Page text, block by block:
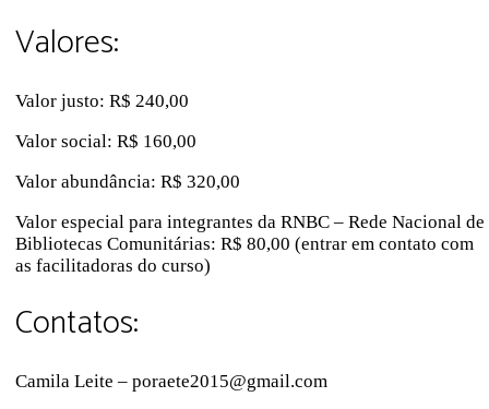
Valores:
Valor justo: R$ 240,00
Valor social: R$ 160,00
Valor abundância: R$ 320,00
Valor especial para integrantes da RNBC – Rede Nacional de
Bibliotecas Comunitárias: R$ 80,00 (entrar em contato com
as facilitadoras do curso)
Contatos:
Camila Leite – poraete2015@gmail.com